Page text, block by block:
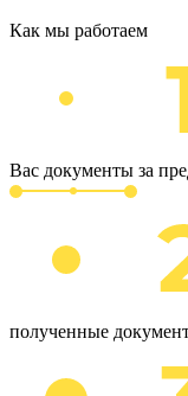
Как мы работаем
Вас документы за
полученные